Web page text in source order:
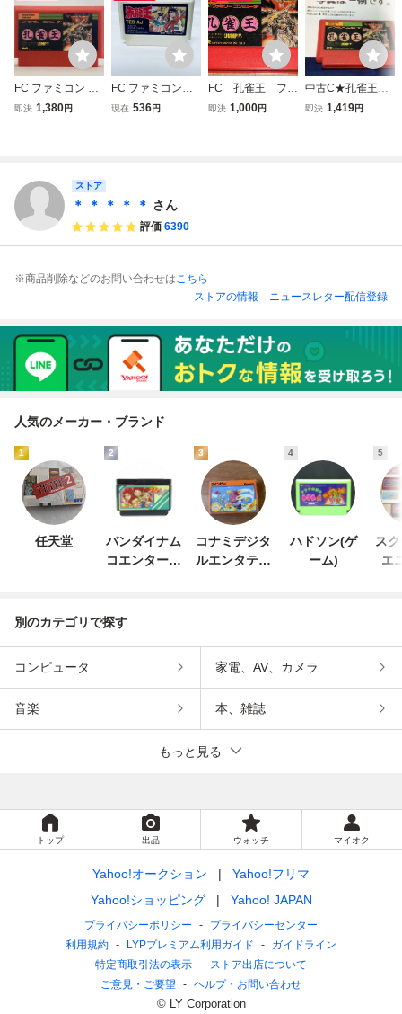
FC ファミコン 孔
雀王
即決 1,380円
FC ファミコンソ
フト 赤龍王 ソフ
現在 536円
FC 孔雀王 ファ
ミコンソフト ポ
即決 1,000円
中古C★孔雀王★
ファミコンソフト
即決 1,419円
ストア
＊ ＊ ＊ ＊ ＊ さん
評価 6390
※商品削除などのお問い合わせはこちら
ストアの情報
ニュースレター配信登録
人気のメーカー・ブランド
1
任天堂
2
バンダイナム
コエンターテ
3
コナミデジタ
ルエンタテイ
4
ハドソン(ゲ
ーム)
5
ス
エ
別のカテゴリで探す
コンピュータ 家電、AV、カメラ
音楽 本、雑誌
もっと見る
トップ 出品 ウォッチ マイオク
Yahoo!オークション
Yahoo!フリマ
Yahoo!ショッピング
Yahoo! JAPAN
プライバシーポリシー
プライバシーセンター
利用規約
LYPプレミアム利用ガイド
ガイドライン
特定商取引法の表示
ストア出店について
ご意見・ご要望
ヘルプ・お問い合わせ
© LY Corporation